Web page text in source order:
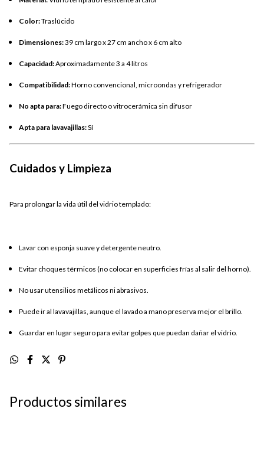
Color:Traslúcido
Dimensiones:39 cm largo x 27 cm ancho x 6 cm alto
Capacidad:Aproximadamente 3 a 4 litros
Compatibilidad:Horno convencional, microondas y refrigerador
No apta para:Fuego directo o vitrocerámica sin difusor
Apta para lavavajillas:Sí
Cuidados y Limpieza
Para prolongar la vida útil del vidrio templado:
Lavar con esponja suave y detergente neutro.
Evitar choques térmicos (no colocar en superficies frías al salir del horno).
No usar utensilios metálicos ni abrasivos.
Puede ir al lavavajillas, aunque el lavado a mano preserva mejor el brillo.
Guardar en lugar seguro para evitar golpes que puedan dañar el vidrio.
Productos similares